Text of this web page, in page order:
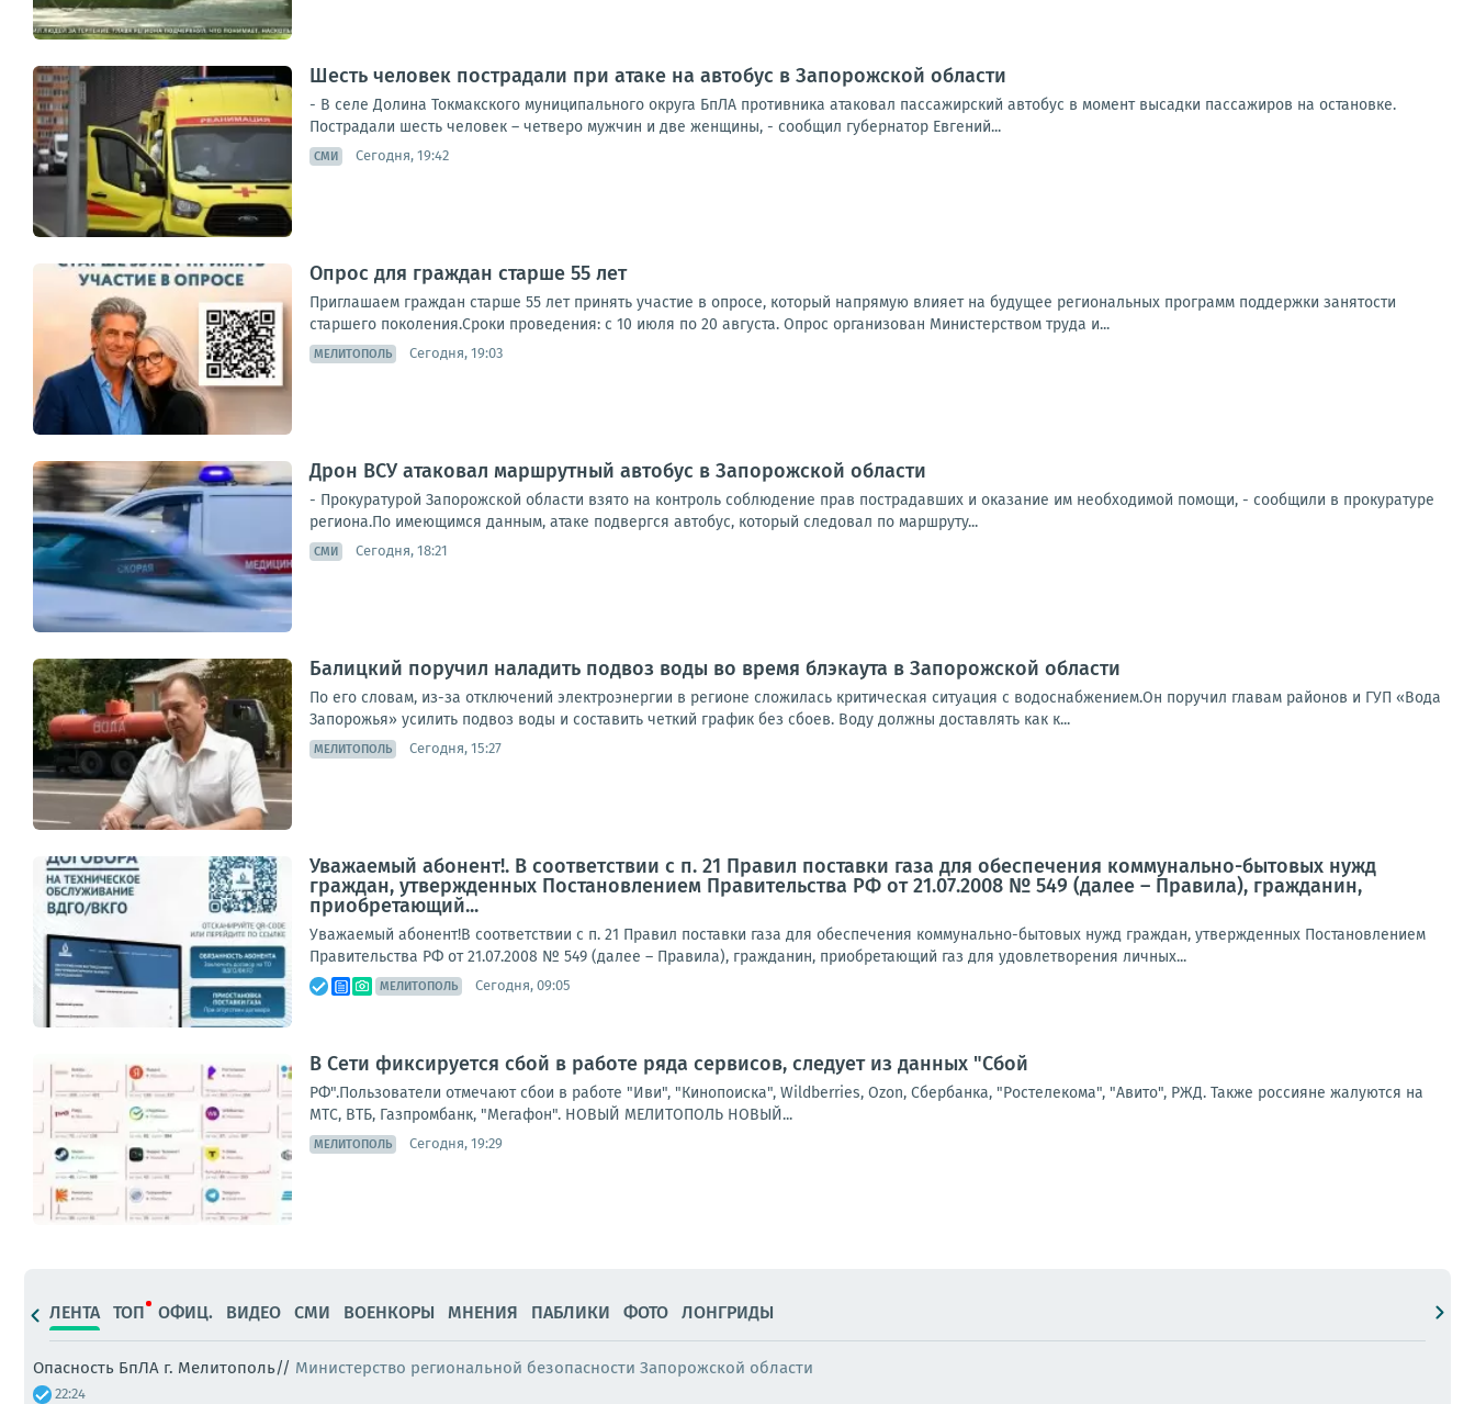
Шесть человек пострадали при атаке на автобус в Запорожской области
- В селе Долина Токмакского муниципального округа БпЛА противника атаковал пассажирский автобус в момент высадки пассажиров на остановке.
Пострадали шесть человек – четверо мужчин и две женщины, - сообщил губернатор Евгений...
СМИ Сегодня, 19:42
Опрос для граждан старше 55 лет
Приглашаем граждан старше 55 лет принять участие в опросе, который напрямую влияет на будущее региональных программ поддержки занятости
старшего поколения.Сроки проведения: с 10 июля по 20 августа. Опрос организован Министерством труда и...
МЕЛИТОПОЛЬ Сегодня, 19:03
Дрон ВСУ атаковал маршрутный автобус в Запорожской области
- Прокуратурой Запорожской области взято на контроль соблюдение прав пострадавших и оказание им необходимой помощи, - сообщили в прокуратуре
региона.По имеющимся данным, атаке подвергся автобус, который следовал по маршруту...
СМИ Сегодня, 18:21
Балицкий поручил наладить подвоз воды во время блэкаута в Запорожской области
По его словам, из-за отключений электроэнергии в регионе сложилась критическая ситуация с водоснабжением.Он поручил главам районов и ГУП «Вода
Запорожья» усилить подвоз воды и составить четкий график без сбоев. Воду должны доставлять как к...
МЕЛИТОПОЛЬ Сегодня, 15:27
Уважаемый абонент!. В соответствии с п. 21 Правил поставки газа для обеспечения коммунально-бытовых нужд
граждан, утвержденных Постановлением Правительства РФ от 21.07.2008 № 549 (далее – Правила), гражданин,
приобретающий...
Уважаемый абонент!В соответствии с п. 21 Правил поставки газа для обеспечения коммунально-бытовых нужд граждан, утвержденных Постановлением
Правительства РФ от 21.07.2008 № 549 (далее – Правила), гражданин, приобретающий газ для удовлетворения личных...
МЕЛИТОПОЛЬ Сегодня, 09:05
В Сети фиксируется сбой в работе ряда сервисов, следует из данных "Сбой
РФ".Пользователи отмечают сбои в работе "Иви", "Кинопоиска", Wildberries, Ozon, Сбербанка, "Ростелекома", "Авито", РЖД. Также россияне жалуются на
МТС, ВТБ, Газпромбанк, "Мегафон". НОВЫЙ МЕЛИТОПОЛЬ НОВЫЙ...
МЕЛИТОПОЛЬ Сегодня, 19:29
ЛЕНТА ТОП ОФИЦ. ВИДЕО СМИ ВОЕНКОРЫ МНЕНИЯ ПАБЛИКИ ФОТО ЛОНГРИДЫ
Опасность БпЛА г. Мелитополь// Министерство региональной безопасности Запорожской области
22:24